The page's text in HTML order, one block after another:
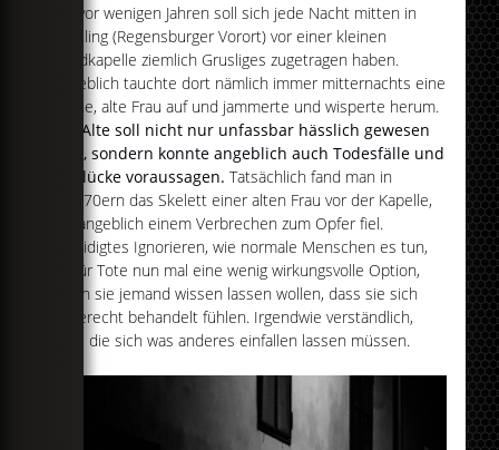
Bis vor wenigen Jahren soll sich jede Nacht mitten in
Pentling (Regensburger Vorort) vor einer kleinen
Rundkapelle ziemlich Grusliges zugetragen haben.
Angeblich tauchte dort nämlich immer mitternachts eine
kleine, alte Frau auf und jammerte und wisperte herum.
Die Alte soll nicht nur unfassbar hässlich gewesen
sein, sondern konnte angeblich auch Todesfälle und
Unglücke voraussagen. Tatsächlich fand man in
den 70ern das Skelett einer alten Frau vor der Kapelle,
die angeblich einem Verbrechen zum Opfer fiel.
Beleidigtes Ignorieren, wie normale Menschen es tun,
ist für Tote nun mal eine wenig wirkungsvolle Option,
wenn sie jemand wissen lassen wollen, dass sie sich
ungerecht behandelt fühlen. Irgendwie verständlich,
dass die sich was anderes einfallen lassen müssen.